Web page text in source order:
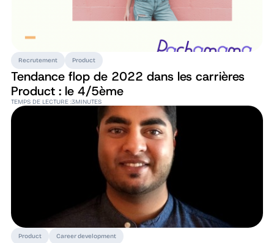
Recrutement Product
Tendance flop de 2022 dans les carrières
Product : le 4/5ème
TEMPS DE LECTURE :3MINUTES
Product Career development